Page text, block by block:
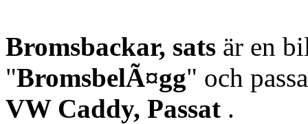
Bromsbackar, sats är en
"BromsbelÃ¤gg" och
VW Caddy, Passat .